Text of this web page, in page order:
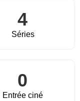
4
Séries
0
Entrée ciné